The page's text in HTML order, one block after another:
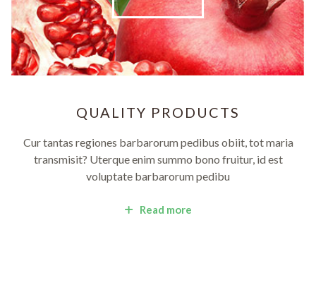
QUALITY PRODUCTS
Cur tantas regiones barbarorum pedibus obiit, tot maria
transmisit? Uterque enim summo bono fruitur, id est
voluptate barbarorum pedibu
Read more